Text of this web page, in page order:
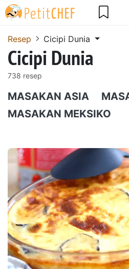
Resep Cicipi Dunia
Cicipi Dunia
738 resep
MASAKAN ASIA
MASAKAN MEKSIKO